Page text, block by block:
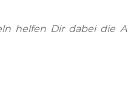
helfen Dir dabei die